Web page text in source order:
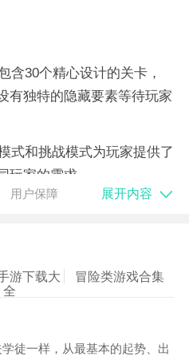
含30个精心设计的关卡，
有独特的隐藏要素等待玩家
式和挑战模式为玩家提供了
家的需求。
用户保障 展开内容
游下载大
全
冒险类游戏合集
徒一样，从最基本的起势、出